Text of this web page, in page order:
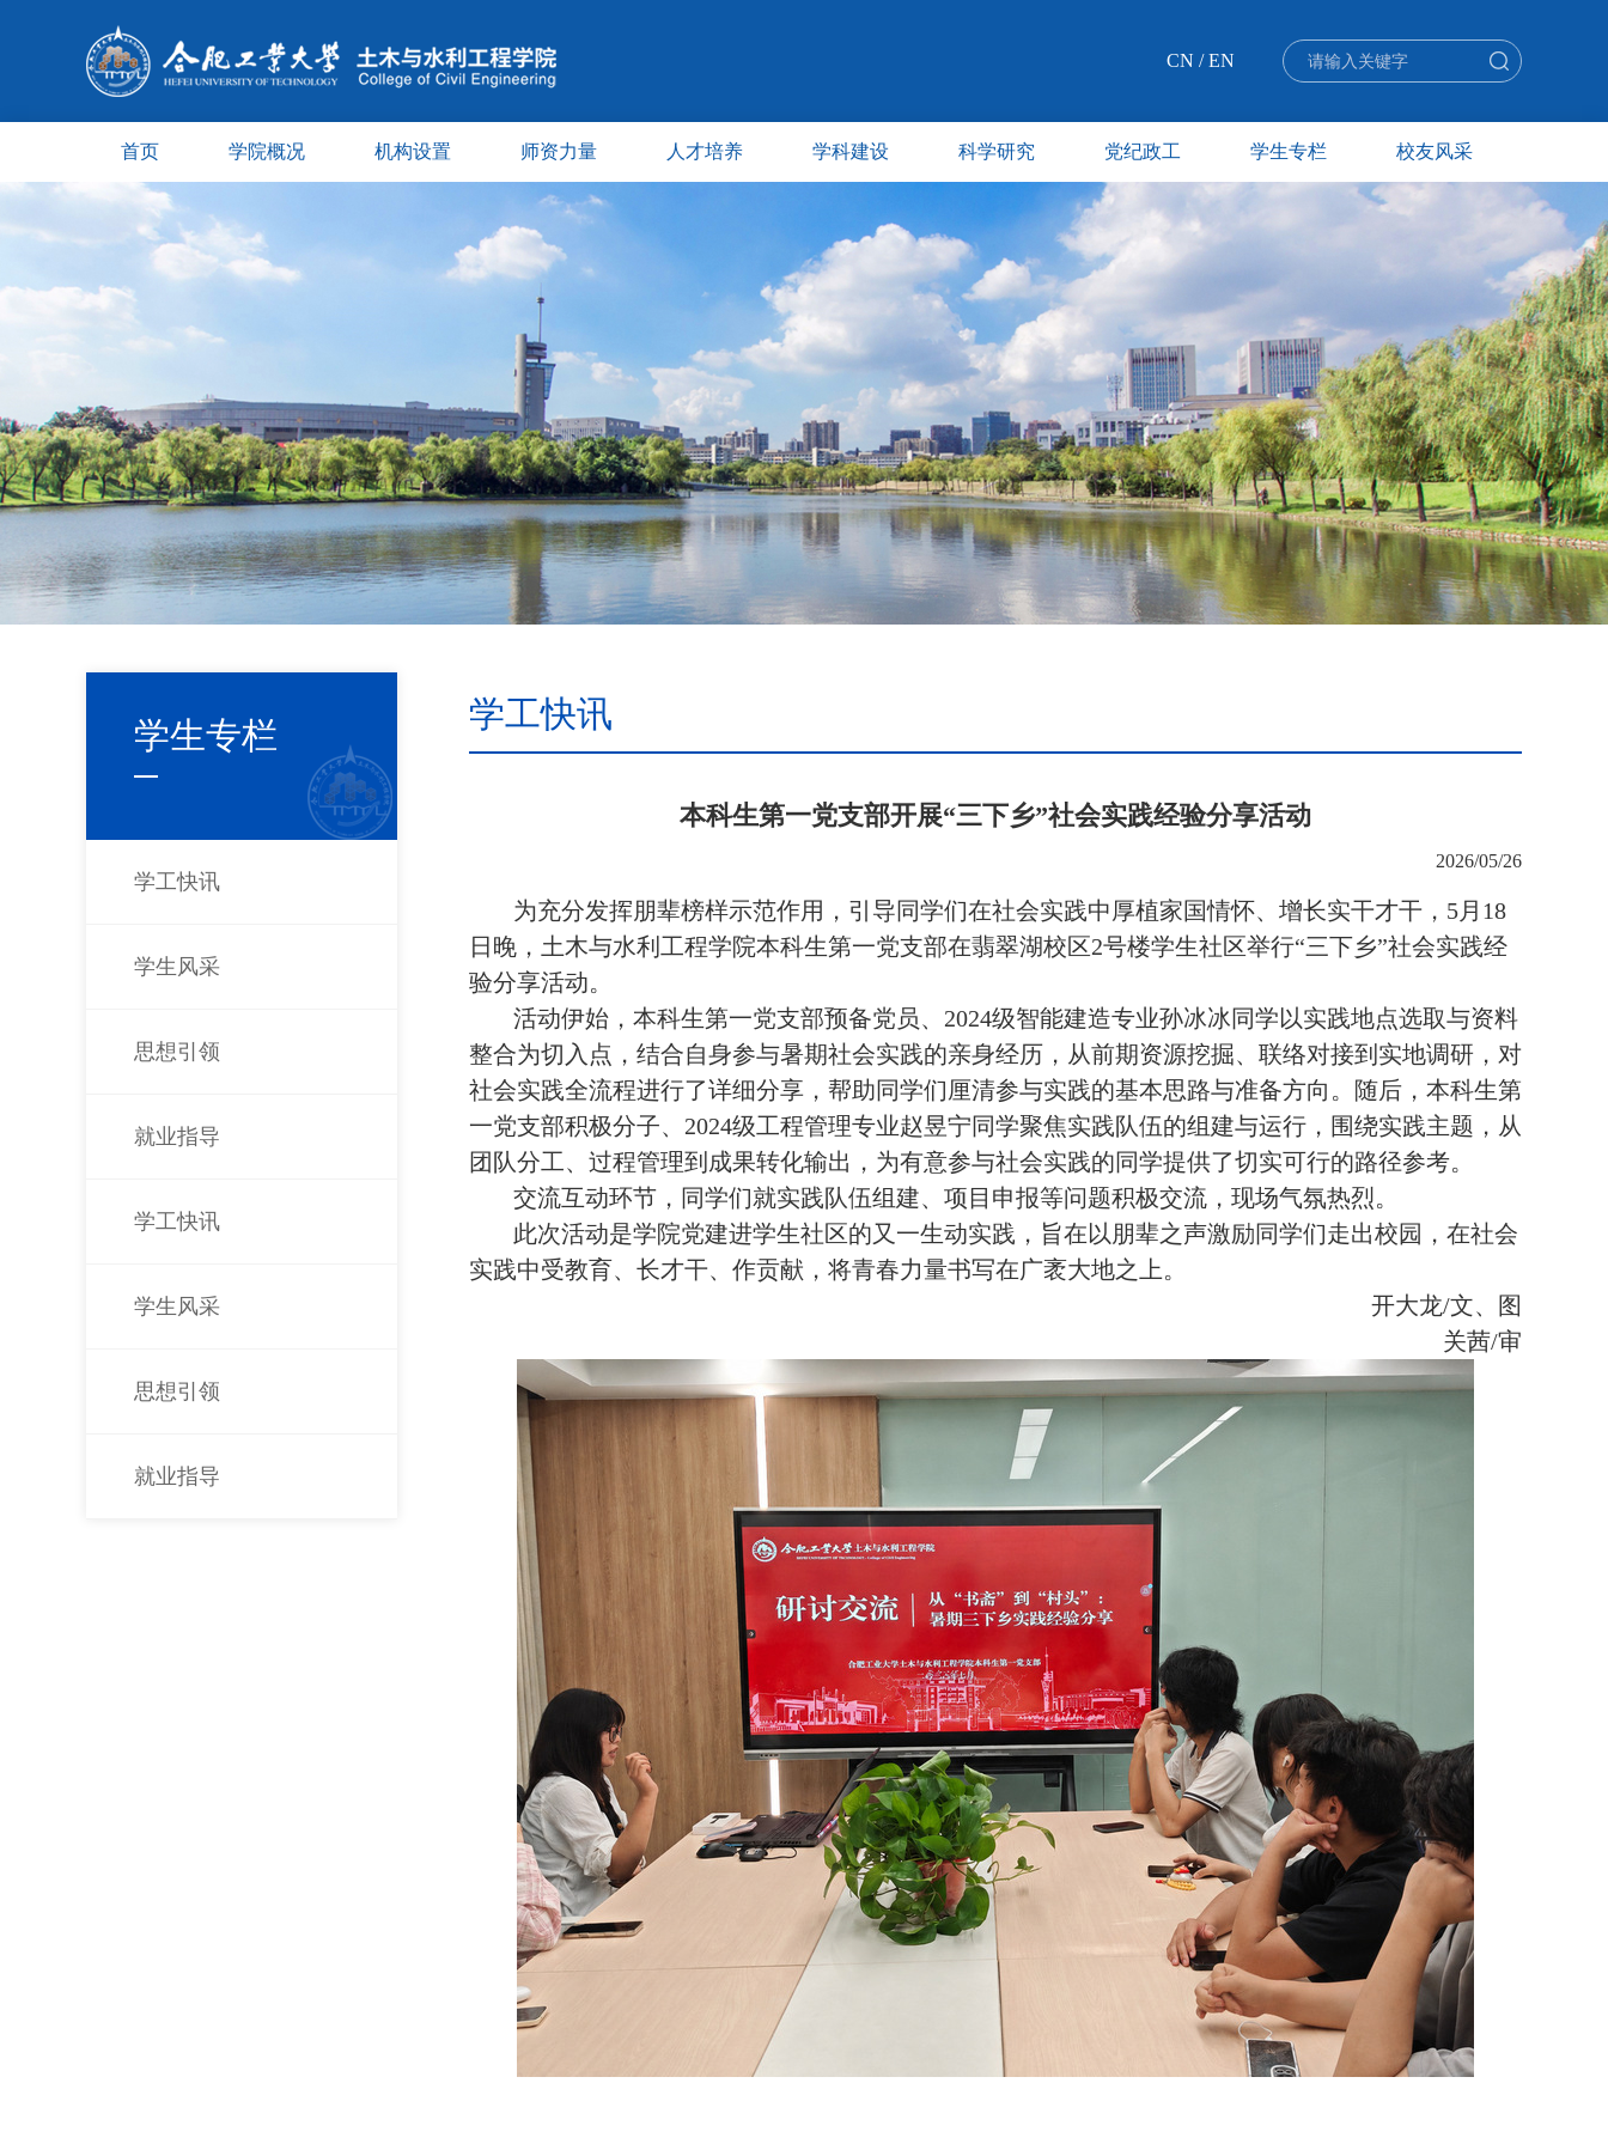
CN /EN
首页 学院概况 机构设置 师资力量 人才培养 学科建设 科学研究 党纪政工 学生专栏 校友风采
学生专栏
学工快讯
学生风采
思想引领
就业指导
学工快讯
学生风采
思想引领
就业指导
学工快讯
本科生第一党支部开展“三下乡”社会实践经验分享活动
2026/05/26
为充分发挥朋辈榜样示范作用，引导同学们在社会实践中厚植家国情怀、增长实干才干， 5月18
日晚，土木与水利工程学院本科生第一党支部在翡翠湖校区2号楼学生社区举行“三下乡”社会实践经
验分享活动。
活动伊始 ，本科生第一党支部预备党员、 2024级智能建造专业孙冰冰同学以实践地点选取与资料
整合为切入点，结合自身参与暑期社会实践的亲身经历，从前期资源挖掘、联络对接到实地调研，对
社会实践全流程进行了详细分享，帮助同学们厘清参与实践的基本思路与准备方向。 随后，本科生第
一党支部积极分子、 2024级工程管理专业赵昱宁同学聚焦实践队伍的组建与运行，围绕实践主题，从
团队分工、过程管理到成果转化输出，为有意参与社会实践的同学提供了切实可行的路径参考。
交流互动环节，同学们就实践队伍组建、项目申报等问题积极交流，现场气氛热烈。
此次活动是学院党建进学生社区的又一生动实践，旨在以朋辈之声激励同学们走出校园，在社会
实践中受教育、长才干、作贡献，将青春力量书写在广袤大地之上。
开大龙/文、
图
关茜/审